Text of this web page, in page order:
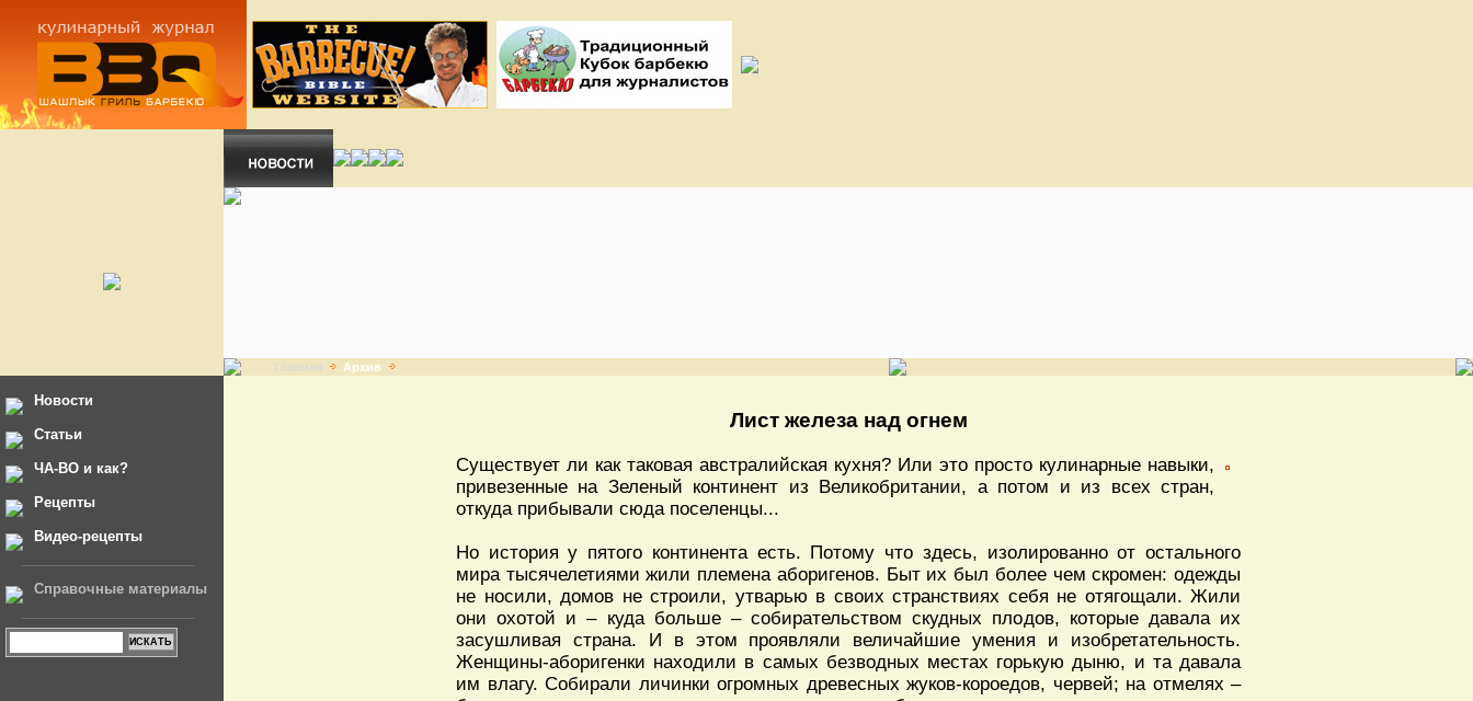
Главная Архив
Новости
Статьи
ЧА-ВО и как?
Рецепты
Видео-рецепты
Справочные материалы
Лист железа над огнем
Существует ли как таковая австралийская кухня? Или это просто кулинарные навыки,
привезенные на Зеленый континент из Великобритании, а потом и из всех стран,
откуда прибывали сюда поселенцы...
Но история у пятого континента есть. Потому что здесь, изолированно от остального
мира тысячелетиями жили племена аборигенов. Быт их был более чем скромен: одежды
не носили, домов не строили, утварью в своих странствиях себя не отягощали. Жили
они охотой и – куда больше – собирательством скудных плодов, которые давала их
засушливая страна. И в этом проявляли величайшие умения и изобретательность.
Женщины-аборигенки находили в самых безводных местах горькую дыню, и та давала
им влагу. Собирали личинки огромных древесных жуков-короедов, червей; на отмелях –